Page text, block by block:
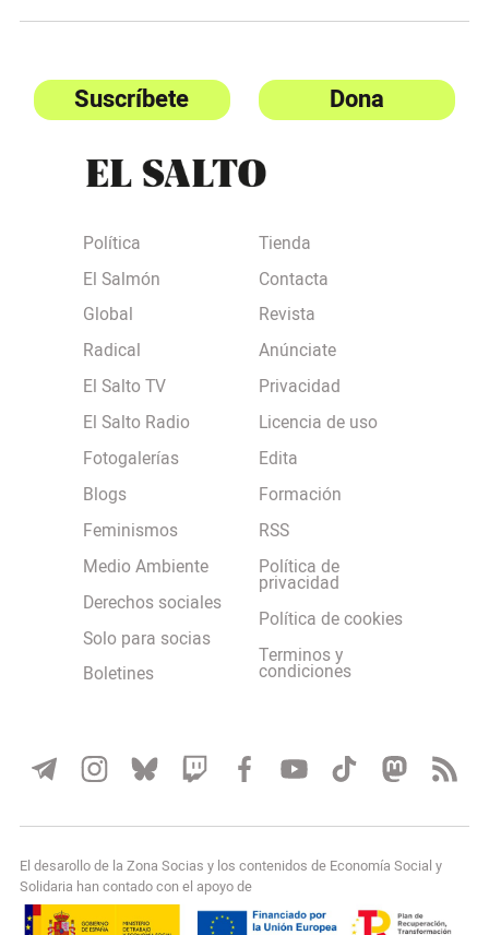
Suscríbete Dona
Política
El Salmón
Global
Radical
El Salto TV
El Salto Radio
Fotogalerías
Blogs
Feminismos
Medio Ambiente
Derechos sociales
Solo para socias
Boletines
Tienda
Contacta
Revista
Anúnciate
Privacidad
Licencia de uso
Edita
Formación
RSS
Política de
privacidad
Política de cookies
Terminos y
condiciones
El desarollo de la Zona Socias y los contenidos de Economía Social y
Solidaria han contado con el apoyo de